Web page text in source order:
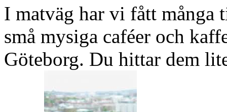
I matväg har vi fått många
små mysiga caféer och
Göteborg. Du hittar dem